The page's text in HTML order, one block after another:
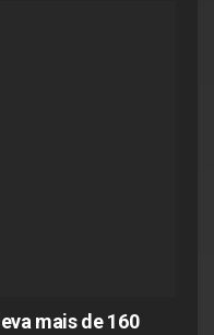
mais de 160